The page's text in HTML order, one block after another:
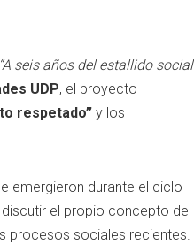
“A seis años del estallido social
UDP, el proyecto
respetado”y los
emergieron durante el ciclo
el propio concepto de
procesos sociales recientes.